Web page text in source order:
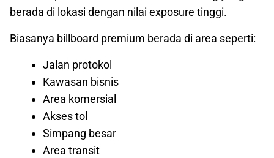
berada di lokasi dengan nilai exposure tinggi.
Biasanya billboard premium berada di area seperti:
Jalan protokol
Kawasan bisnis
Area komersial
Akses tol
Simpang besar
Area transit